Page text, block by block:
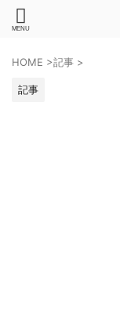
HOME >記事 >
記事